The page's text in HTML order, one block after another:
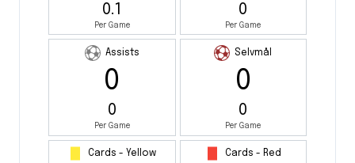
0.1
Per Game
0
Per Game
Assists
0
0
Per Game
Selvmål
0
0
Per Game
Cards - Yellow Cards - Red